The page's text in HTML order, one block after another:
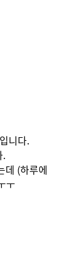
니다.
.
데 (하루에
ㅜ